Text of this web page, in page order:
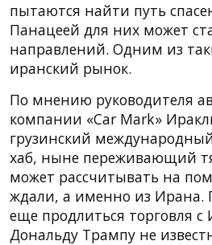
пытаются найти путь
Панацеей для них может
направлений. Одним из
иранский рынок.
По мнению руководителя
компании «Car Mark»
грузинский
хаб, ныне переживающий
может рассчитывать на
ждали, а именно из Ирана.
еще продлиться торговля
Дональду Трампу не